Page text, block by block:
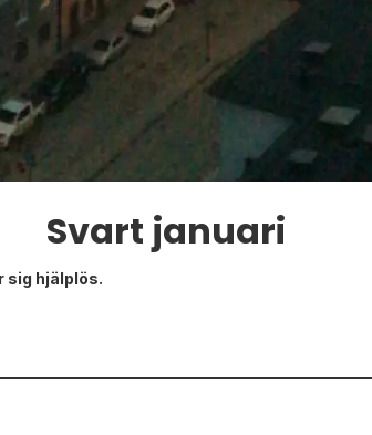
Svart januari
sig hjälplös.